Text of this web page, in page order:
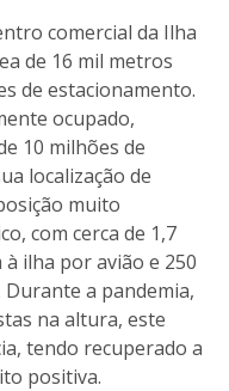
comercial da Ilha
de 16 mil metros
de estacionamento.
ocupado,
10 milhões de
localização de
muito
com cerca de 1,7
ilha por avião e 250
a pandemia,
na altura, este
tendo recuperado a
positiva.